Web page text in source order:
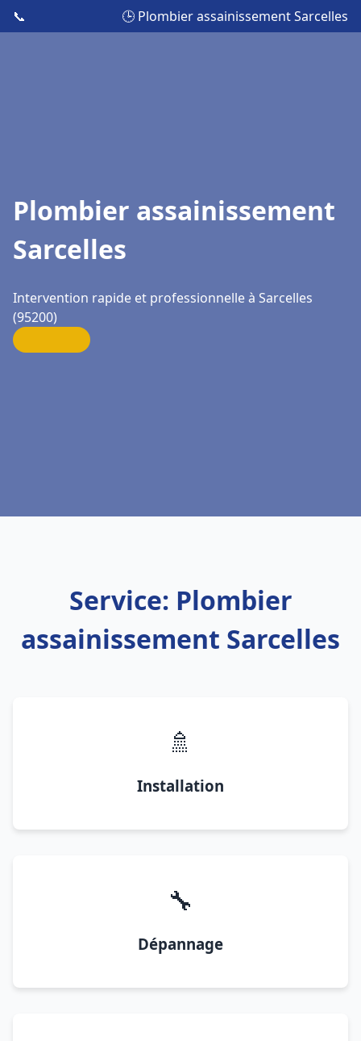
📞 🕒 Plombier assainissement Sarcelles
Plombier assainissement
Sarcelles
Intervention rapide et professionnelle à Sarcelles
(95200)
Service: Plombier
assainissement Sarcelles
🚿
Installation
🔧
Dépannage